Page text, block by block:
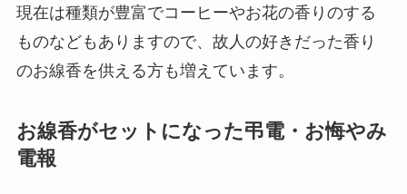
現在は種類が豊富でコーヒーやお花の香りのする
ものなどもありますので、故人の好きだった香り
のお線香を供える方も増えています。
お線香がセットになった弔電・お悔やみ
電報